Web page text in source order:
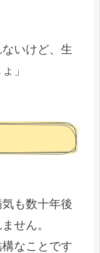
ないけど、生
」
も数十年後
せん。
なことです